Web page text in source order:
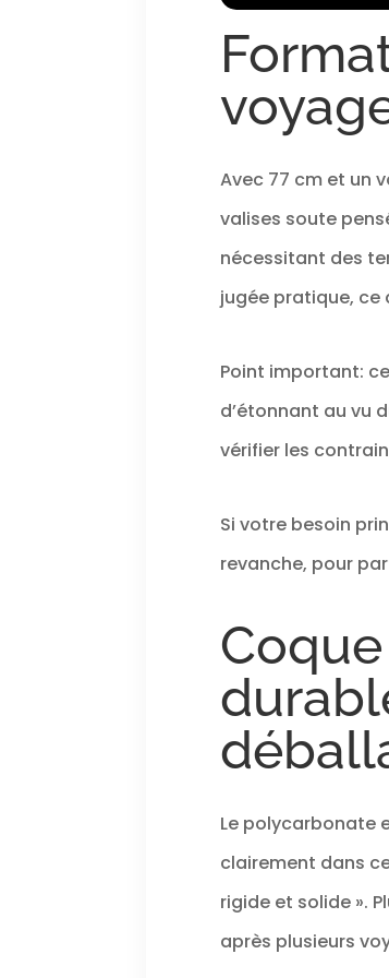
Avec 77 cm et un
valises soute
nécessitant des
jugée pratique, ce
Point important:
d’étonnant au vu
vérifier les
Si votre besoin
revanche, pour
Le polycarbonate
clairement dans
rigide et solide ».
après plusieurs